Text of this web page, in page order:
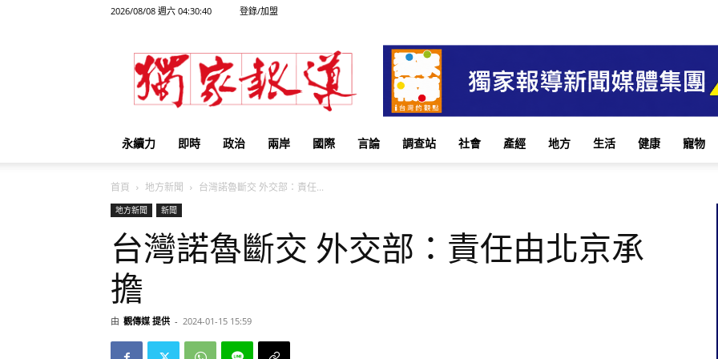
2026/08/08 週六 04:30:40 登錄/加盟
獨
家
報
永續力 即時 政治 兩岸 國際 言論 調查站 社會 產經 地方 生活 健康 寵物
首頁 地方新聞 台灣諾魯斷交 外交部：責任...
地方新聞 新聞
台灣諾魯斷交 外交部：責任由北京承
擔
由 觀傳媒 提供 - 2024-01-15 15:59